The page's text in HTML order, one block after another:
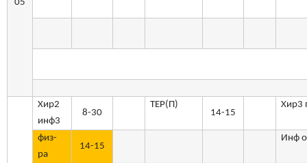
05
Хир2
инф3
8-30
ТЕР(П)
14-15
Хир3
физ-
ра
14-15
Инф